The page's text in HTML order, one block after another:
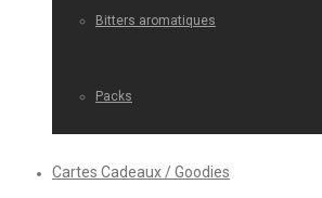
Bitters aromatiques
Packs
Cartes Cadeaux / Goodies